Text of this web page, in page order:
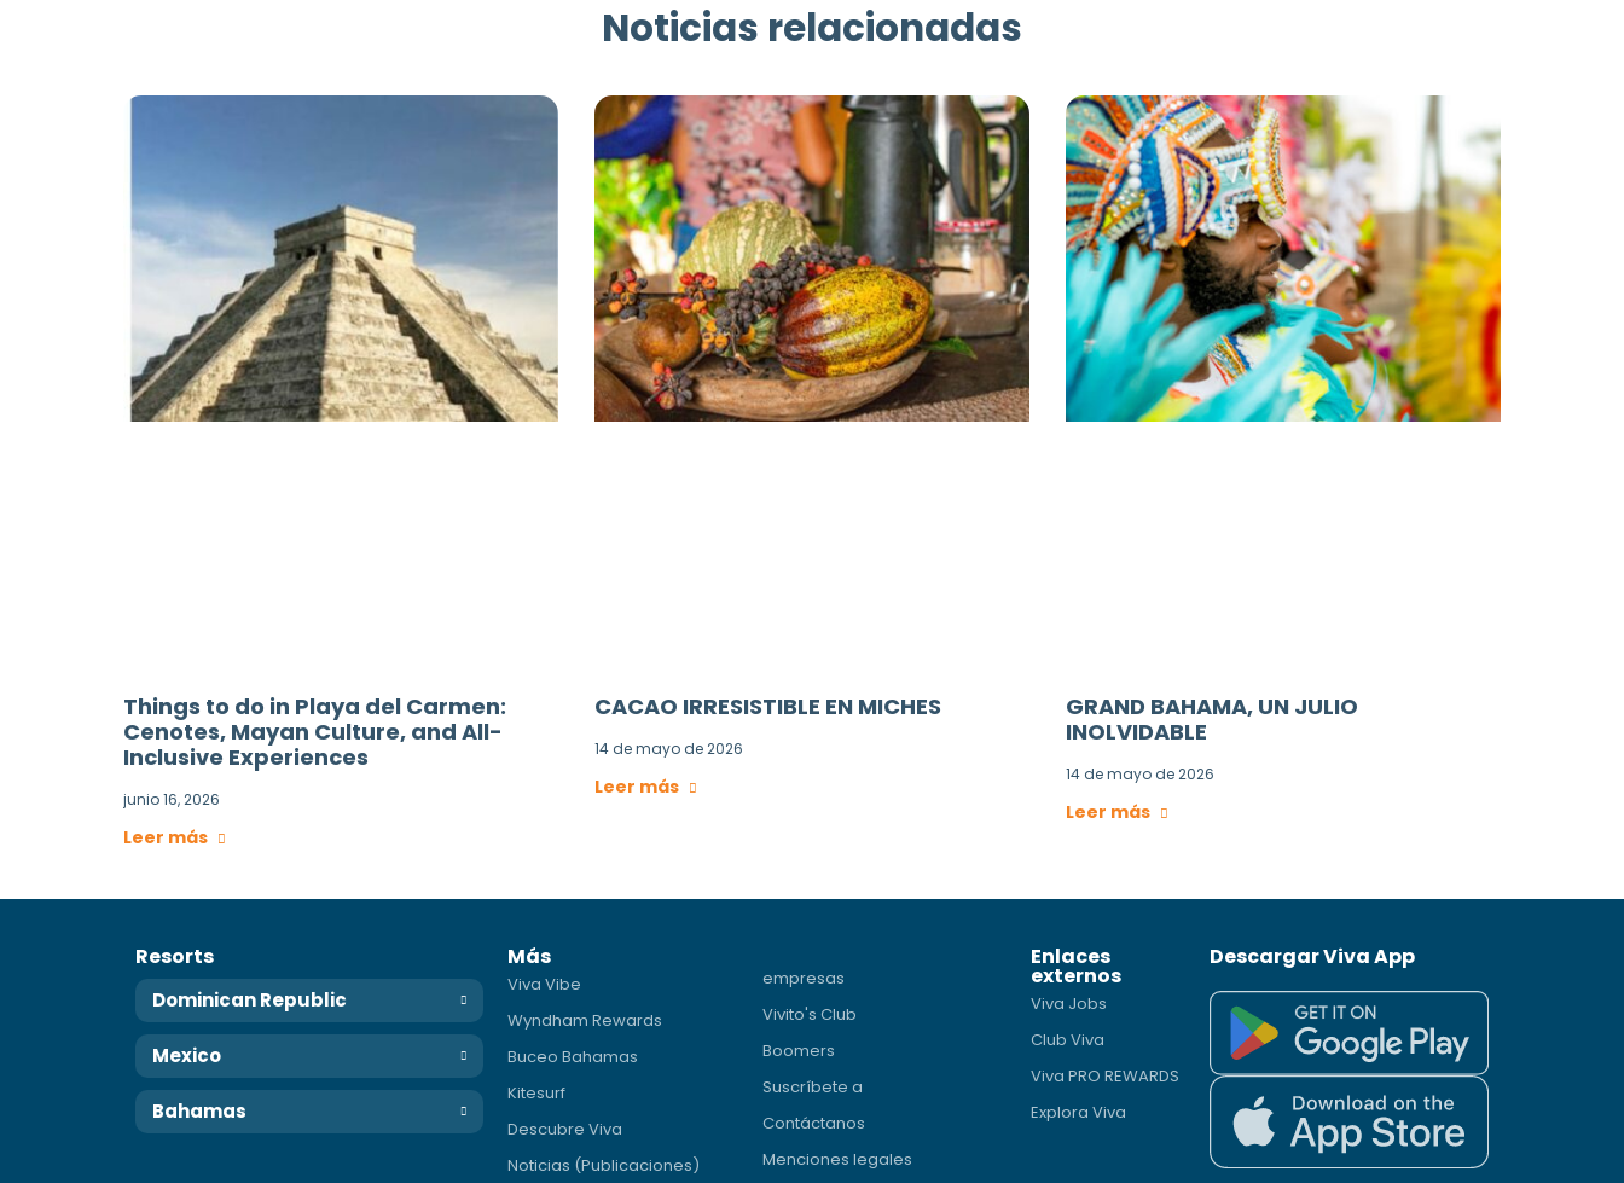
Noticias relacionadas
Things to do in Playa del Carmen:
Cenotes, Mayan Culture, and All-
Inclusive Experiences
junio 16, 2026
Leer más
CACAO IRRESISTIBLE EN MICHES
14 de mayo de 2026
Leer más
GRAND BAHAMA, UN JULIO
INOLVIDABLE
14 de mayo de 2026
Leer más
Resorts
Dominican Republic
Mexico
Bahamas
Más
Viva Vibe
Wyndham Rewards
Buceo Bahamas
Kitesurf
Descubre Viva
Noticias (Publicaciones)
empresas
Vivito's Club
Boomers
Suscríbete a
Contáctanos
Menciones legales
Enlaces
externos
Viva Jobs
Club Viva
Viva PRO REWARDS
Explora Viva
Descargar Viva App